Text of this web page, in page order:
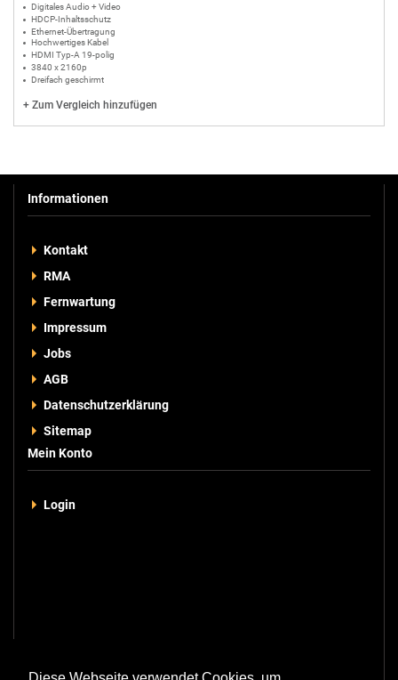
Digitales Audio + Video
HDCP-Inhaltsschutz
Ethernet-Übertragung
Hochwertiges Kabel
HDMI Typ-A 19-polig
3840 x 2160p
Dreifach geschirmt
+ Zum Vergleich hinzufügen
Informationen
Kontakt
RMA
Fernwartung
Impressum
Jobs
AGB
Datenschutzerklärung
Sitemap
Mein Konto
Login